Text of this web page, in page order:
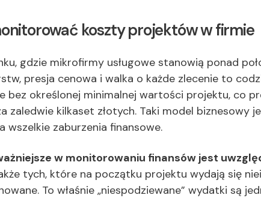
koszty projektów w firmie
gdzie mikrofirmy usługowe stanowią ponad
presja cenowa i walka o każde zlecenie to
bez określonej minimalnej wartości projektu, co
zaledwie kilkaset złotych. Taki model biznesowy
wszelkie zaburzenia finansowe.
w monitorowaniu finansów jest
tych, które na początku projektu wydają się
To właśnie „niespodziewane” wydatki są